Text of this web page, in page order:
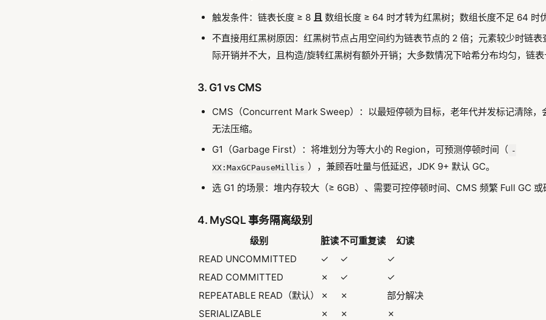
触发条件：链表长度 ≥ 8 且 数组长度 ≥ 64 时才转为红黑树；数组长度不足 64 时
不直接用红黑树原因：红黑树节点占用空间约为链表节点的 2 倍；元素较少时链
际开销并不大，且构造/旋转红黑树有额外开销；大多数情况下哈希分布均匀，链表
3. G1 vs CMS
CMS（Concurrent Mark Sweep）：以最短停顿为目标，老年代并发标记清除，
无法压缩。
G1（Garbage First）：将堆划分为等大小的 Region，可预测停顿时间（ -
XX:MaxGCPauseMillis ），兼顾吞吐量与低延迟，JDK 9+ 默认 GC。
选 G1 的场景：堆内存较大（≥ 6GB）、需要可控停顿时间、CMS 频繁 Full GC 或
4. MySQL 事务隔离级别
级别 脏读不可重复读
幻读
READ UNCOMMITTED
✓ ✓
✓
READ COMMITTED
✗ ✓
✓
REPEATABLE READ（默认）
✗ ✗
部分解决
SERIALIZABLE
✗ ✗ ✗